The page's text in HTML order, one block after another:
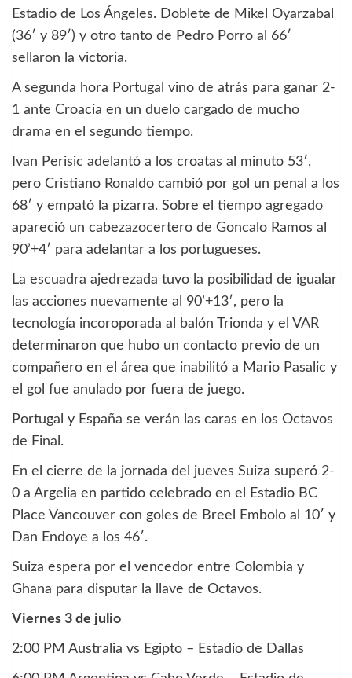
Estadio de Los Ángeles. Doblete de Mikel Oyarzabal
(36′ y 89′) y otro tanto de Pedro Porro al 66′
sellaron la victoria.
A segunda hora Portugal vino de atrás para ganar 2-
1 ante Croacia en un duelo cargado de mucho
drama en el segundo tiempo.
Ivan Perisic adelantó a los croatas al minuto 53′,
pero Cristiano Ronaldo cambió por gol un penal a los
68′ y empató la pizarra. Sobre el tiempo agregado
apareció un cabezazocertero de Goncalo Ramos al
90’+4′ para adelantar a los portugueses.
La escuadra ajedrezada tuvo la posibilidad de igualar
las acciones nuevamente al 90’+13′, pero la
tecnología incoroporada al balón Trionda y el VAR
determinaron que hubo un contacto previo de un
compañero en el área que inabilitó a Mario Pasalic y
el gol fue anulado por fuera de juego.
Portugal y España se verán las caras en los Octavos
de Final.
En el cierre de la jornada del jueves Suiza superó 2-
0 a Argelia en partido celebrado en el Estadio BC
Place Vancouver con goles de Breel Embolo al 10′ y
Dan Endoye a los 46′.
Suiza espera por el vencedor entre Colombia y
Ghana para disputar la llave de Octavos.
Viernes 3 de julio
2:00 PM Australia vs Egipto – Estadio de Dallas